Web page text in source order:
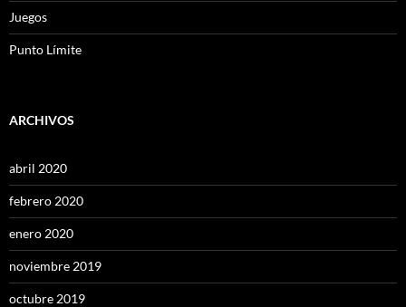
Juegos
Punto Límite
ARCHIVOS
abril 2020
febrero 2020
enero 2020
noviembre 2019
octubre 2019